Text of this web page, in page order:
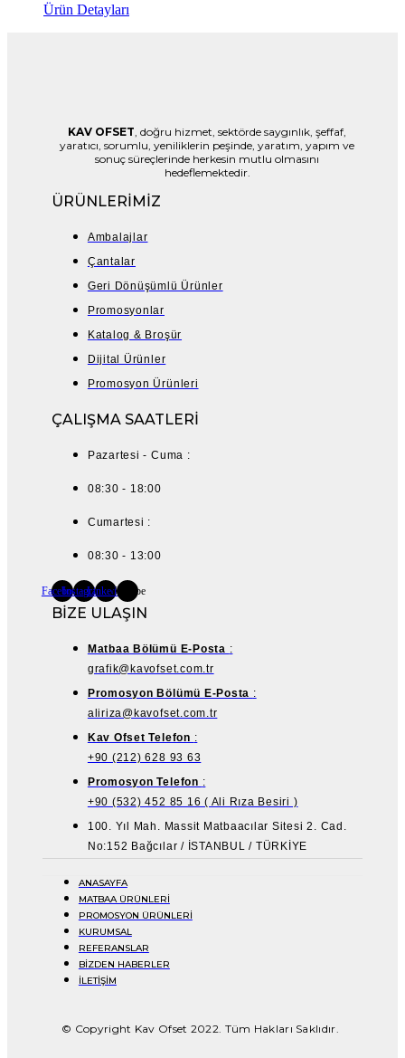
Ürün Detayları
KAV OFSET , doğru hizmet, sektörde saygınlık, şeffaf,
yaratıcı, sorumlu, yeniliklerin peşinde, yaratım, yapım ve
sonuç süreçlerinde herkesin mutlu olmasını
hedeflemektedir.
ÜRÜNLERİMİZ
Ambalajlar
Çantalar
Geri Dönüşümlü Ürünler
Promosyonlar
Katalog & Broşür
Dijital Ürünler
Promosyon Ürünleri
ÇALIŞMA SAATLERİ
Pazartesi - Cuma :
08:30 - 18:00
Cumartesi :
08:30 - 13:00
FacebookInstagram
LinkedinYoutube
BİZE ULAŞIN
Matbaa Bölümü E-Posta :
grafik@kavofset.com.tr
Promosyon Bölümü E-Posta :
aliriza@kavofset.com.tr
Kav Ofset Telefon :
+90 (212) 628 93 63
Promosyon Telefon :
+90 (532) 452 85 16 ( Ali Rıza Besiri )
100. Yıl Mah. Massit Matbaacılar Sitesi 2. Cad.
No:152 Bağcılar / İSTANBUL / TÜRKİYE
ANASAYFA
MATBAA ÜRÜNLERİ
PROMOSYON ÜRÜNLERİ
KURUMSAL
REFERANSLAR
BİZDEN HABERLER
İLETİŞİM
© Copyright Kav Ofset 2022. Tüm Hakları Saklıdır.